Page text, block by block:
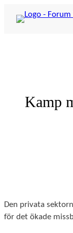
Hoppa
Kamp
Den privata
för det ökade